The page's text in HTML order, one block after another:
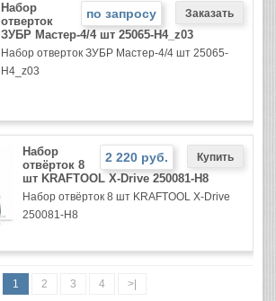
по запросу
Набор
отверток
ЗУБР Мастер-4/4 шт 25065-Н4_z03
Набор отверток ЗУБР Мастер-4/4 шт 25065-
Н4_z03
2 220 руб.
Набор
отвёрток 8
шт KRAFTOOL X-Drive 250081-H8
Набор отвёрток 8 шт KRAFTOOL X-Drive
250081-H8
1 2 3 4
>|